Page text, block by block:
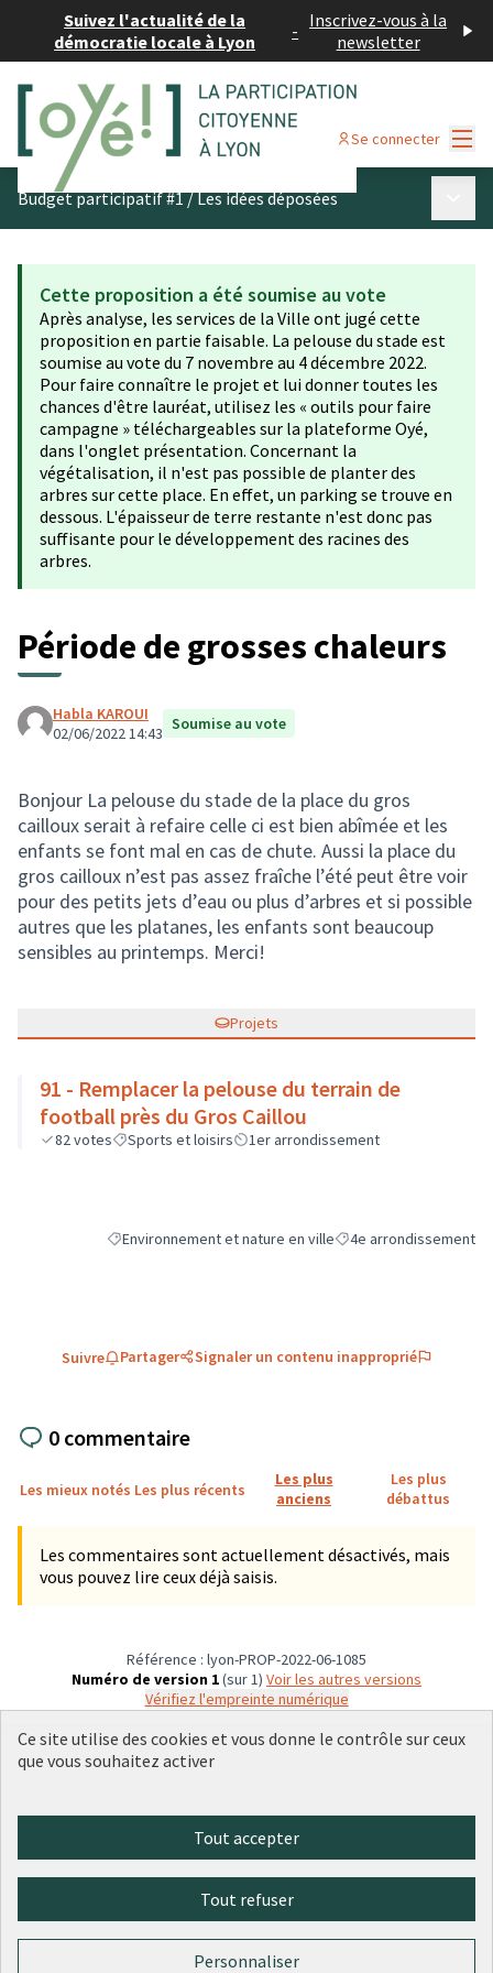
Suivez l'actualité de la
démocratie locale à Lyon
- Inscrivez-vous à la
newsletter
Se connecter
Budget participatif #1/Les idées déposées
Cette proposition a été soumise au vote
Après analyse, les services de la Ville ont jugé cette
proposition en partie faisable. La pelouse du stade est
soumise au vote du 7 novembre au 4 décembre 2022.
Pour faire connaître le projet et lui donner toutes les
chances d'être lauréat, utilisez les « outils pour faire
campagne » téléchargeables sur la plateforme Oyé,
dans l'onglet présentation. Concernant la
végétalisation, il n'est pas possible de planter des
arbres sur cette place. En effet, un parking se trouve en
dessous. L'épaisseur de terre restante n'est donc pas
suffisante pour le développement des racines des
arbres.
Période de grosses chaleurs
Habla KAROUI
02/06/2022 14:43 Soumise au vote
Bonjour La pelouse du stade de la place du gros
cailloux serait à refaire celle ci est bien abîmée et les
enfants se font mal en cas de chute. Aussi la place du
gros cailloux n’est pas assez fraîche l’été peut être voir
pour des petits jets d’eau ou plus d’arbres et si possible
autres que les platanes, les enfants sont beaucoup
sensibles au printemps. Merci!
Projets
91 - Remplacer la pelouse du terrain de
football près du Gros Caillou
82votes Sports et loisirs 1er arrondissement
Filtrer les résultats de la catégorie : Environnement et
Environnement et nature en villeFiltrer les résultats
4e arrondissement
Suivre Partager Signaler un contenu inapproprié
0 commentaire
Les mieux notés Les plus récents
Les plus
anciens
Les plus
débattus
Les commentaires sont actuellement désactivés, mais
vous pouvez lire ceux déjà saisis.
Référence : lyon-PROP-2022-06-1085
Numéro de version 1(sur 1)
voir les autres versions
Vérifiez l'empreinte numérique
(Lien externe)
(Lien externe)
(Lien externe)
(Lien externe)
(Lien externe)
(Lien externe)Open Source Politics
(Lien externe)
grâce au
Licence
(Lien
Ce site utilise des cookies et vous donne le contrôle sur ceux
que vous souhaitez activer
Tout accepter
Tout refuser
Personnaliser